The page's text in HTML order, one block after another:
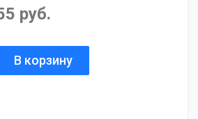
руб.
В корзину